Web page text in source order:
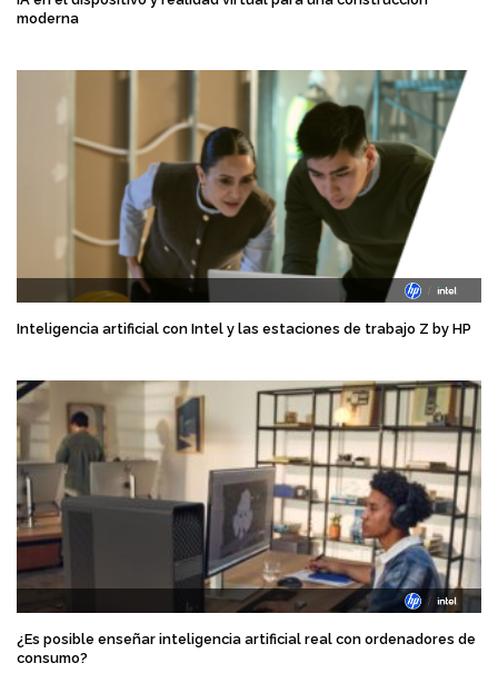
moderna
Inteligencia artificial con Intel y las estaciones de trabajo Z by HP
¿Es posible enseñar inteligencia artificial real con ordenadores de
consumo?